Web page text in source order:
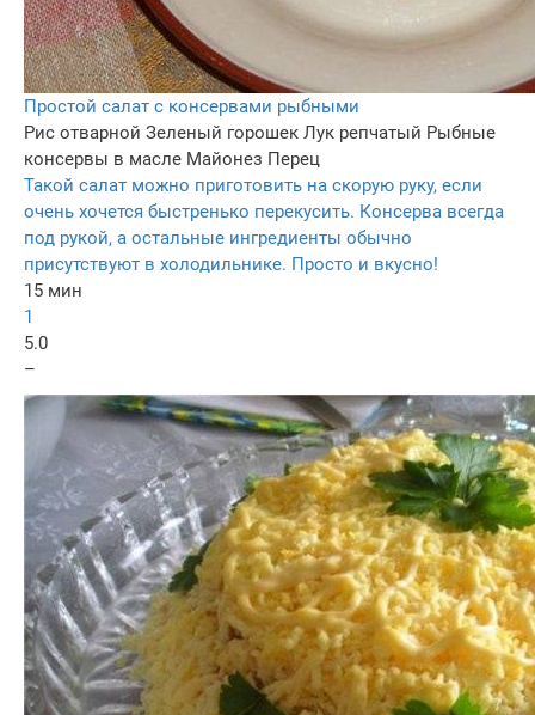
Простой салат с консервами рыбными
Рис отварной Зеленый горошек Лук репчатый Рыбные
консервы в масле Майонез Перец
Такой салат можно приготовить на скорую руку, если
очень хочется быстренько перекусить. Консерва всегда
под рукой, а остальные ингредиенты обычно
присутствуют в холодильнике. Просто и вкусно!
15 мин
1
5.0
–